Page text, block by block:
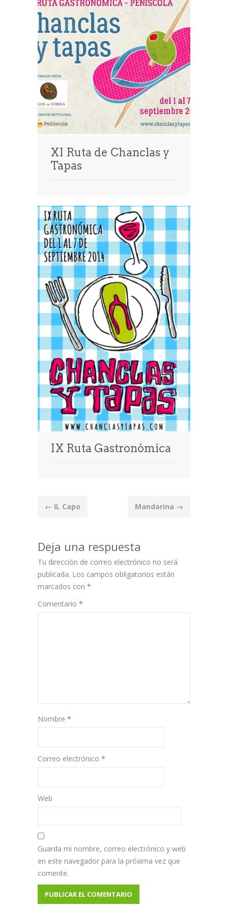
XI Ruta de Chanclas y
Tapas
IX Ruta Gastronómica
Post
← IL Capo Mandarina →
Deja una respuesta
Tu dirección de correo electrónico no será
publicada. Los campos obligatorios están
marcados con *
Comentario *
Nombre *
Correo electrónico *
Web
Guarda mi nombre, correo electrónico y web
en este navegador para la próxima vez que
comente.